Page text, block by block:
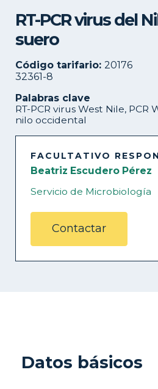
RT-PCR virus del
suero
Código tarifario: 20176
32361-8
Palabras clave
RT-PCR virus West Nile, PCR
nilo occidental
FACULTATIVO
Beatriz Escudero Pérez
Servicio de Microbiología
Contactar
Datos básicos